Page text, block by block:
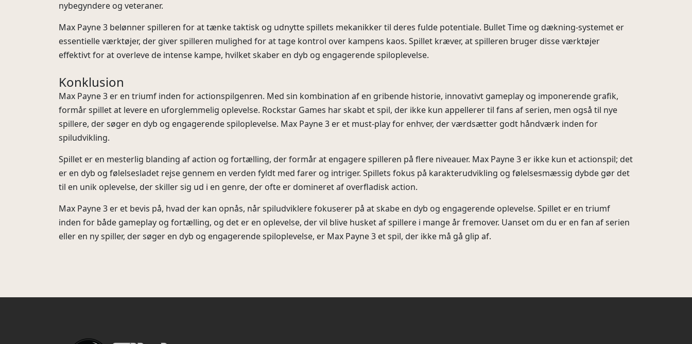
nybegyndere og veteraner.
Max Payne 3 belønner spilleren for at tænke taktisk og udnytte spillets mekanikker til deres fulde potentiale. Bullet Time og dækning-systemet er
essentielle værktøjer, der giver spilleren mulighed for at tage kontrol over kampens kaos. Spillet kræver, at spilleren bruger disse værktøjer
effektivt for at overleve de intense kampe, hvilket skaber en dyb og engagerende spiloplevelse.
Konklusion
Max Payne 3 er en triumf inden for actionspilgenren. Med sin kombination af en gribende historie, innovativt gameplay og imponerende grafik,
formår spillet at levere en uforglemmelig oplevelse. Rockstar Games har skabt et spil, der ikke kun appellerer til fans af serien, men også til nye
spillere, der søger en dyb og engagerende spiloplevelse. Max Payne 3 er et must-play for enhver, der værdsætter godt håndværk inden for
spiludvikling.
Spillet er en mesterlig blanding af action og fortælling, der formår at engagere spilleren på flere niveauer. Max Payne 3 er ikke kun et actionspil; det
er en dyb og følelsesladet rejse gennem en verden fyldt med farer og intriger. Spillets fokus på karakterudvikling og følelsesmæssig dybde gør det
til en unik oplevelse, der skiller sig ud i en genre, der ofte er domineret af overfladisk action.
Max Payne 3 er et bevis på, hvad der kan opnås, når spiludviklere fokuserer på at skabe en dyb og engagerende oplevelse. Spillet er en triumf
inden for både gameplay og fortælling, og det er en oplevelse, der vil blive husket af spillere i mange år fremover. Uanset om du er en fan af serien
eller en ny spiller, der søger en dyb og engagerende spiloplevelse, er Max Payne 3 et spil, der ikke må gå glip af.